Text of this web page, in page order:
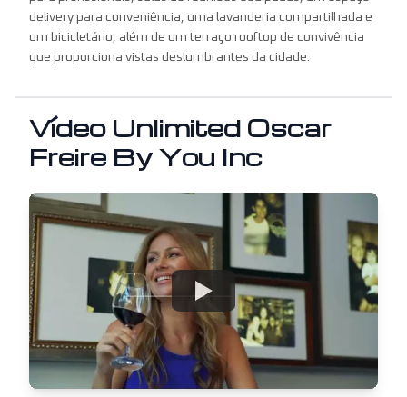
delivery para conveniência, uma lavanderia compartilhada e
um bicicletário, além de um terraço rooftop de convivência
que proporciona vistas deslumbrantes da cidade.
Vídeo Unlimited Oscar
Freire By You Inc
Watch